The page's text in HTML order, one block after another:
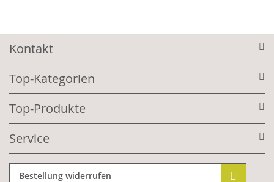
Kontakt
Top-Kategorien
Top-Produkte
Service
Bestellung widerrufen